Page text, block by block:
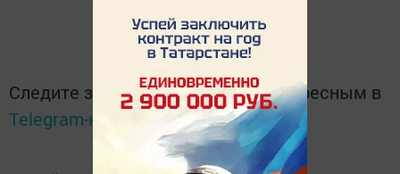
Следите за самым важным и интересным в
Telegram-канале
Татмедиа